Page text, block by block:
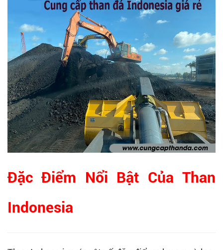
Đặc Điểm Nổi Bật Của Than
Indonesia